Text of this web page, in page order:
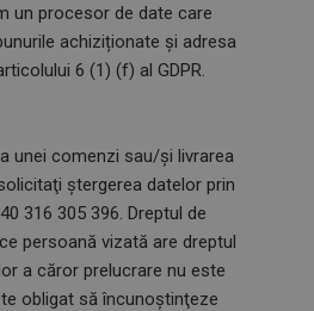
un procesor de date care
achiziționate și adresa
6 (1) (f) al GDPR.
unei comenzi sau/și livrarea
ştergerea datelor prin
316 305 396. Drep­tul de
persoană vizată are dreptul
a căror prelucrare nu este
obligat să încunoştinţeze